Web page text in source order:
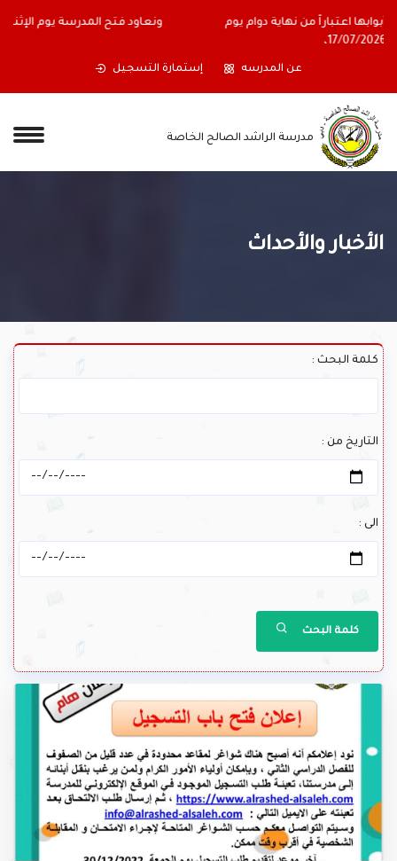
أولياء الأمور الكرام ستغلق المدرسة أبوابها اعتباراً من نهاية دوام يوم
عن المدرسه إستمارة التسجيل
مدرسة الراشد الصالح الخاصة
الأخبار والأحداث
كلمة البحث :
التاريخ من :
الى :
كلمة البحث